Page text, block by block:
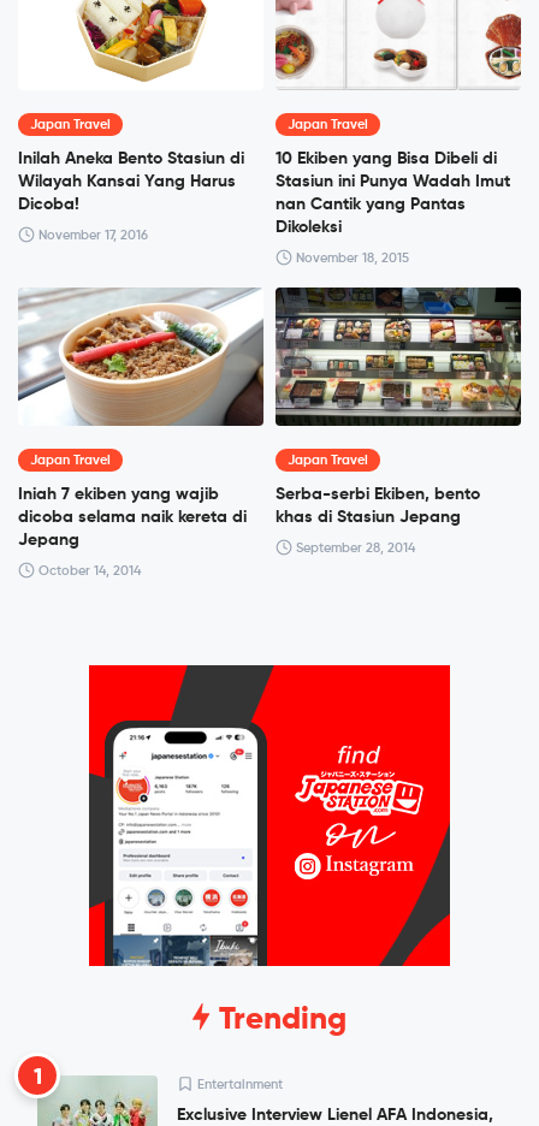
Japan Travel
Inilah Aneka Bento Stasiun di
Wilayah Kansai Yang Harus
Dicoba!
November 17, 2016
Japan Travel
10 Ekiben yang Bisa Dibeli di
Stasiun ini Punya Wadah Imut
nan Cantik yang Pantas
Dikoleksi
November 18, 2015
Japan Travel
Iniah 7 ekiben yang wajib
dicoba selama naik kereta di
Jepang
October 14, 2014
Japan Travel
Serba-serbi Ekiben, bento
khas di Stasiun Jepang
September 28, 2014
Trending
1 Entertainment
Exclusive Interview Lienel AFA Indonesia,